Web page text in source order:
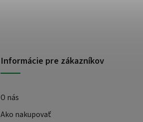
Informácie pre zákazníkov
O nás
Ako nakupovať